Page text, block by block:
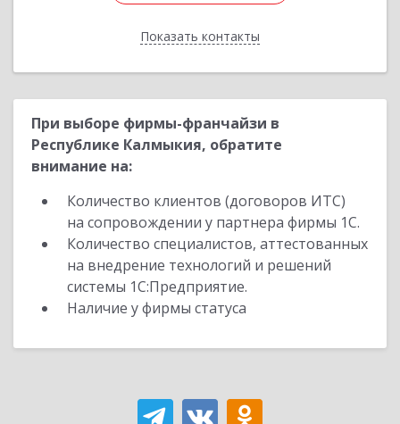
Показать контакты
Назад
При выборе фирмы-франчайзи в
Республике Калмыкия, обратите
внимание на:
Количество клиентов (договоров ИТС)
на сопровождении у партнера фирмы 1С.
Количество специалистов, аттестованных
на внедрение технологий и решений
системы 1С:Предприятие.
Наличие у фирмы статуса